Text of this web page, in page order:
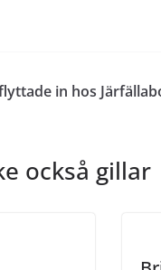
in hos
också gillar